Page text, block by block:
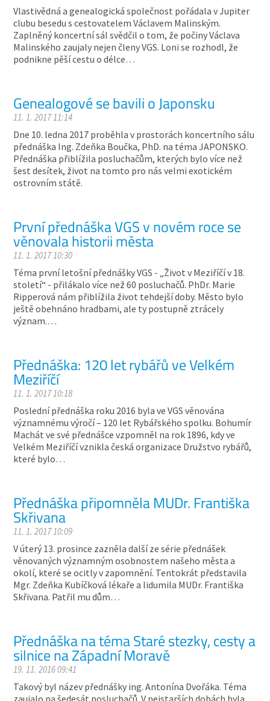
Vlastivědná a genealogická společnost pořádala v Jupiter
clubu besedu s cestovatelem Václavem Malinským.
Zaplněný koncertní sál svědčil o tom, že počiny Václava
Malinského zaujaly nejen členy VGS. Loni se rozhodl, že
podnikne pěší cestu o délce…
Genealogové se bavili o Japonsku
11. 1. 2017 11:14
Dne 10. ledna 2017 proběhla v prostorách koncertního sálu
přednáška Ing. Zdeňka Boučka, PhD. na téma JAPONSKO.
Přednáška přiblížila posluchačům, kterých bylo více než
šest desítek, život na tomto pro nás velmi exotickém
ostrovním státě.
První přednáška VGS v novém roce se
věnovala historii města
11. 1. 2017 10:30
Téma první letošní přednášky VGS - „Život v Meziříčí v 18.
století“ - přilákalo více než 60 posluchačů. PhDr. Marie
Ripperová nám přiblížila život tehdejší doby. Město bylo
ještě obehnáno hradbami, ale ty postupně ztrácely
význam.…
Přednáška: 120 let rybářů ve Velkém
Meziříčí
11. 1. 2017 10:18
Poslední přednáška roku 2016 byla ve VGS věnována
významnému výročí – 120 let Rybářského spolku. Bohumír
Machát ve své přednášce vzpomněl na rok 1896, kdy ve
Velkém Meziříčí vznikla česká organizace Družstvo rybářů,
které bylo…
Přednáška připomněla MUDr. Františka
Skřivana
11. 1. 2017 10:09
V úterý 13. prosince zazněla další ze série přednášek
věnovaných významným osobnostem našeho města a
okolí, které se ocitly v zapomnění. Tentokrát představila
Mgr. Zdeňka Kubíčková lékaře a lidumila MUDr. Františka
Skřivana. Patřil mu dům…
Přednáška na téma Staré stezky, cesty a
silnice na Západní Moravě
19. 11. 2016 09:41
Takový byl název přednášky ing. Antonína Dvořáka. Téma
zaujalo na šedesát posluchačů. V nejstarších dobách byla